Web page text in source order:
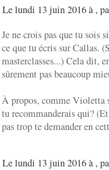
Le lundi 13 juin 2016 à ,
Je ne crois pas que tu sois
ce que tu écris sur Callas.
masterclasses...) Cela dit,
sûrement pas beaucoup
À propos, comme Violetta
tu recommanderais qui?
pas trop te demander en
Le lundi 13 juin 2016 à ,